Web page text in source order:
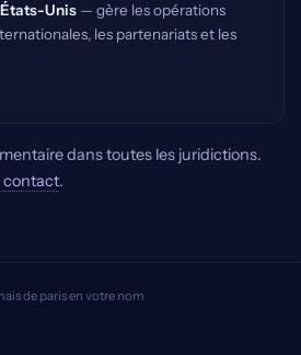
États-Unis — gère les opérations
les partenariats et les
dans toutes les juridictions.
contact.
de paris en votre nom